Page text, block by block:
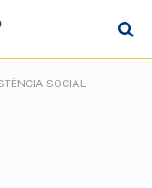
SOCIAL